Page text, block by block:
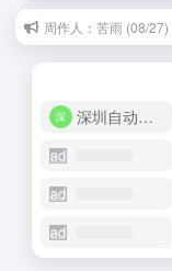
周作人：苦雨 (08/27)
深圳自动化商城